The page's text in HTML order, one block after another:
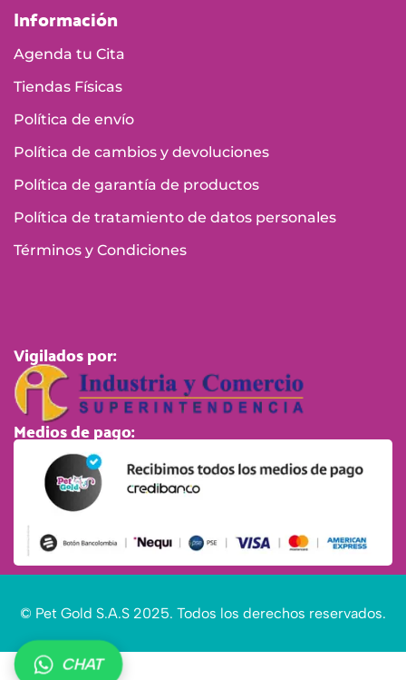
Información
Agenda tu Cita
Tiendas Físicas
Política de envío
Política de cambios y devoluciones
Política de garantía de productos
Política de tratamiento de datos personales
Términos y Condiciones
Vigilados por:
Medios de pago:
© Pet Gold S.A.S 2025. Todos los derechos reservados.
Alimento
húmedo
para
perro
CHAT